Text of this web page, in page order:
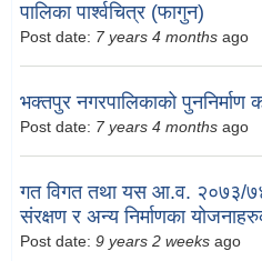
पालिका पार्श्वचित्र (फागुन)
Post date: 7 years 4 months ago
भक्तपुर नगरपालिकाको पुननिर्माण
Post date: 7 years 4 months ago
गत विगत तथा यस आ.व. २०७३/७४
संरक्षण र अन्य निर्माणका
Post date: 9 years 2 weeks ago